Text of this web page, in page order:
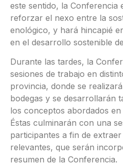
este sentido, la Conferencia
reforzar el nexo entre la
enológico, y hará hincapié
en el desarrollo sostenible
Durante las tardes, la
sesiones de trabajo en
provincia, donde se
bodegas y se desarrollarán
los conceptos abordados en
Éstas culminarán con una
participantes a fin de
relevantes, que serán
resumen de la Conferencia.